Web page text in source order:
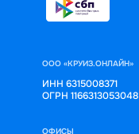
ООО «КРУИЗ.ОНЛАЙН»
ИНН 6315008371
ОГРН 1166313053048
ОФИСЫ